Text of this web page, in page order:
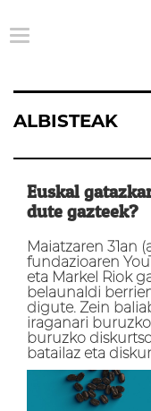
Menu nagusia
ALBISTEAK
Euskal
dute gazteek?
Maiatzaren 31an
fundazioaren
eta Markel Riok
belaunaldi
digute. Zein
iraganari
buruzko
batailaz eta